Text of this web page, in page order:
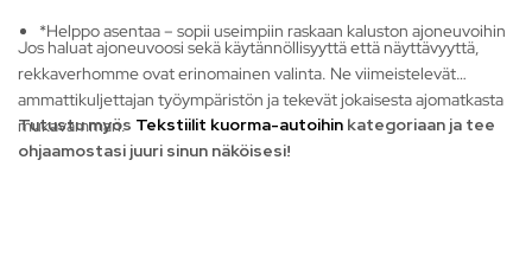
*Helppo asentaa – sopii useimpiin raskaan kaluston ajoneuvoihin
Jos haluat ajoneuvoosi sekä käytännöllisyyttä että näyttävyyttä,
rekkaverhomme ovat erinomainen valinta. Ne viimeistelevät
ammattikuljettajan työympäristön ja tekevät jokaisesta ajomatkasta
mukavamman.
Tutustu myös Tekstiilit kuorma-autoihin kategoriaan ja tee
ohjaamostasi juuri sinun näköisesi!